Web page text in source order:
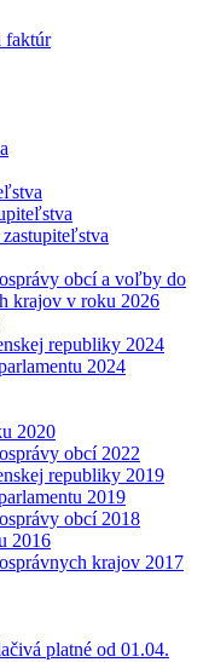
faktúr
obcí a voľby do
krajov v roku 2026
republiky 2024
2024
2020
obcí 2022
republiky 2019
2019
obcí 2018
2016
krajov 2017
platné od 01.04.